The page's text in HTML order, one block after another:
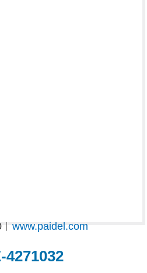
www.paidel.com
4271032